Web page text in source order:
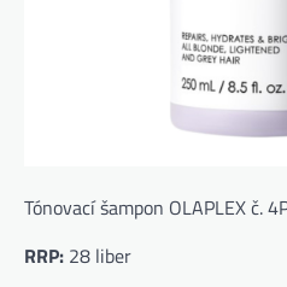
Tónovací šampon OLAPLEX č.
RRP: 28 liber